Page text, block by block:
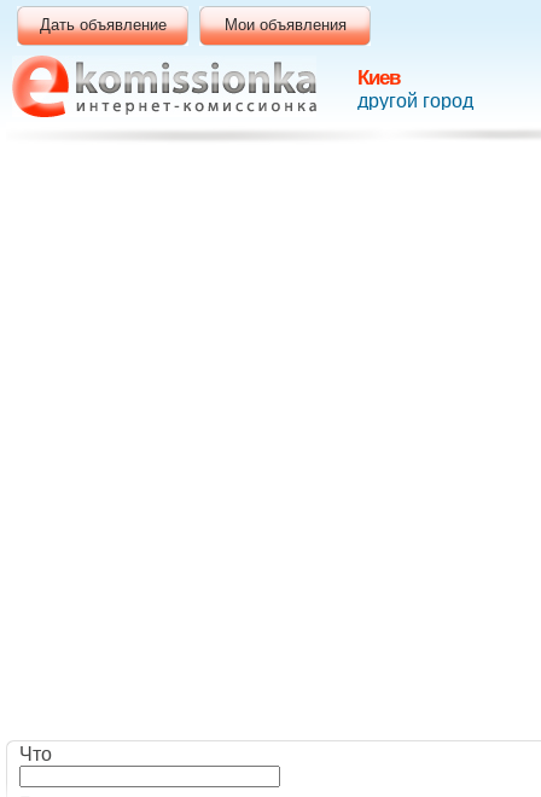
Киев
другой город
Дать объявление Мои объявления
Что